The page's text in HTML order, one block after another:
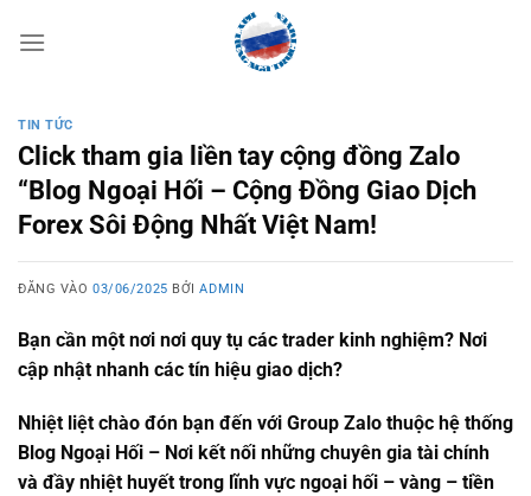
qua
TIN TỨC
Click tham gia liền tay cộng đồng Zalo
“Blog Ngoại Hối – Cộng Đồng Giao Dịch
Forex Sôi Động Nhất Việt Nam!
ĐĂNG VÀO03/06/2025 BỞIADMIN
Bạn cần một nơi nơi quy tụ các trader kinh nghiệm? Nơi
cập nhật nhanh các tín hiệu giao dịch?
Nhiệt liệt chào đón bạn đến với Group Zalo thuộc hệ thống
Blog Ngoại Hối – Nơi kết nối những chuyên gia tài chính
và đầy nhiệt huyết trong lĩnh vực ngoại hối – vàng – tiền